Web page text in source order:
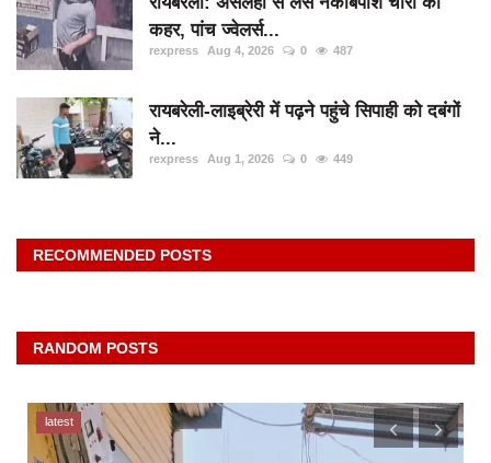
कहर, पांच ज्वेलर्स...
rexpress Aug 4, 2026 0 487
रायबरेली-लाइब्रेरी में पढ़ने पहुंचे सिपाही को दबंगों
ने...
rexpress Aug 1, 2026 0 449
RECOMMENDED POSTS
RANDOM POSTS
latest